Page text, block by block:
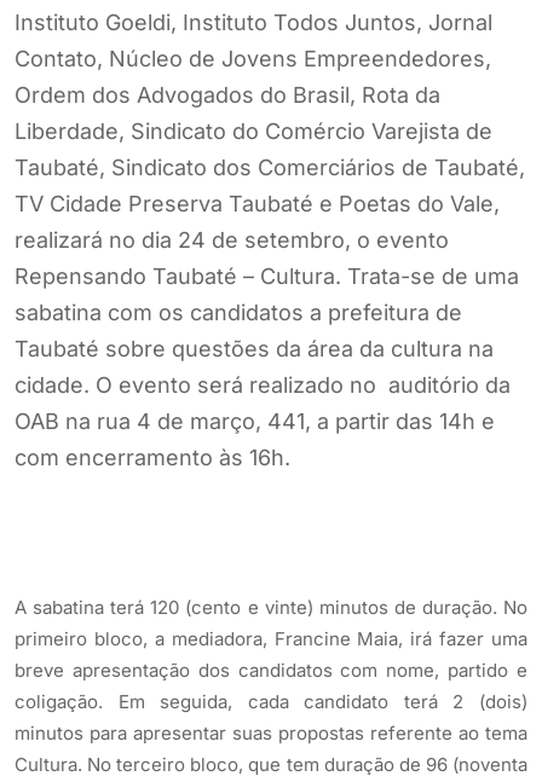
Instituto Goeldi, Instituto Todos Juntos, Jornal
Contato, Núcleo de Jovens Empreendedores,
Ordem dos Advogados do Brasil, Rota da
Liberdade, Sindicato do Comércio Varejista de
Taubaté, Sindicato dos Comerciários de Taubaté,
TV Cidade Preserva Taubaté e Poetas do Vale,
realizará no dia 24 de setembro, o evento
Repensando Taubaté – Cultura. Trata-se de uma
sabatina com os candidatos a prefeitura de
Taubaté sobre questões da área da cultura na
cidade. O evento será realizado no auditório da
OAB na rua 4 de março, 441, a partir das 14h e
com encerramento às 16h.
A sabatina terá 120 (cento e vinte) minutos de duração. No
primeiro bloco, a mediadora, Francine Maia, irá fazer uma
breve apresentação dos candidatos com nome, partido e
coligação. Em seguida, cada candidato terá 2 (dois)
minutos para apresentar suas propostas referente ao tema
Cultura. No terceiro bloco, que tem duração de 96 (noventa